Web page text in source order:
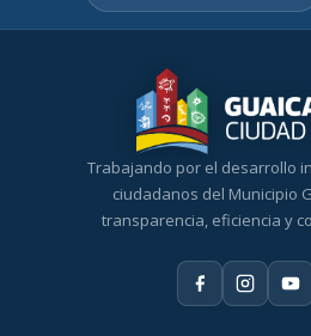
Trabajando por el desarrollo
ciudadanos del Municipio
transparencia, eficiencia y